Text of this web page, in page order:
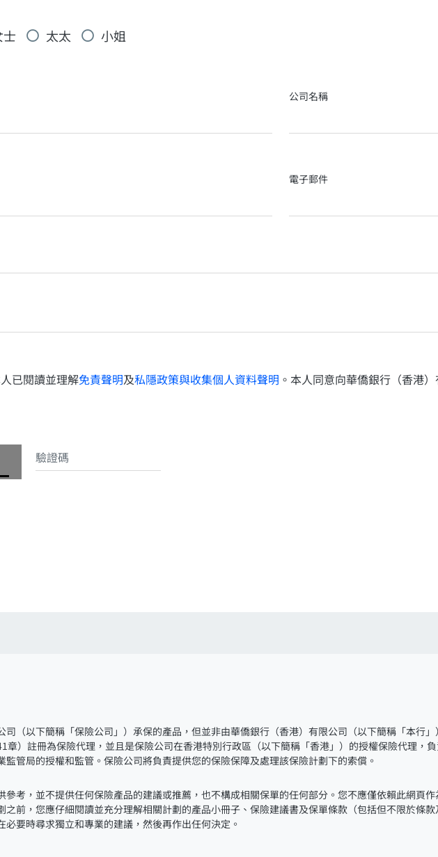
士 太太 小姐
公司名稱
電子郵件
已閱讀並理解免責聲明及私隱政策與收集個人資料聲明 。本人同意向華僑銀行（香港
司（以下簡稱「保險公司」）承保的產品，但並非由華僑銀行（香港）有限公司（以下簡稱「本行」
章）註冊為保險代理，並且是保險公司在香港特別行政區（以下簡稱「香港」）的授權保險代理，
管局的授權和監管。保險公司將負責提供您的保險保障及處理該保險計劃下的索償。
參考，並不提供任何保險產品的建議或推薦，也不構成相關保單的任何部分。您不應僅依賴此網頁
之前，您應仔細閱讀並充分理解相關計劃的產品小冊子、保險建議書及保單條款（包括但不限於條
要時尋求獨立和專業的建議，然後再作出任何決定。